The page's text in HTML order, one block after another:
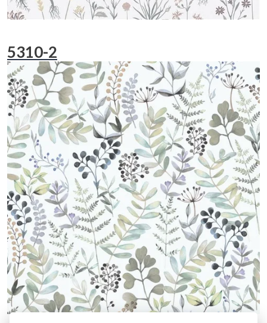
5310-2